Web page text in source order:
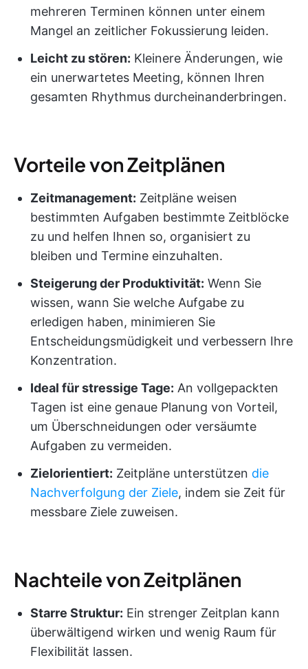
mehreren Terminen können unter einem
Mangel an zeitlicher Fokussierung leiden.
Leicht zu stören: Kleinere Änderungen, wie
ein unerwartetes Meeting, können Ihren
gesamten Rhythmus durcheinanderbringen.
Vorteile von Zeitplänen
Zeitmanagement: Zeitpläne weisen
bestimmten Aufgaben bestimmte Zeitblöcke
zu und helfen Ihnen so, organisiert zu
bleiben und Termine einzuhalten.
Steigerung der Produktivität: Wenn Sie
wissen, wann Sie welche Aufgabe zu
erledigen haben, minimieren Sie
Entscheidungsmüdigkeit und verbessern Ihre
Konzentration.
Ideal für stressige Tage: An vollgepackten
Tagen ist eine genaue Planung von Vorteil,
um Überschneidungen oder versäumte
Aufgaben zu vermeiden.
Zielorientiert: Zeitpläne unterstützen die
Nachverfolgung der Ziele, indem sie Zeit für
messbare Ziele zuweisen.
Nachteile von Zeitplänen
Starre Struktur: Ein strenger Zeitplan kann
überwältigend wirken und wenig Raum für
Flexibilität lassen.